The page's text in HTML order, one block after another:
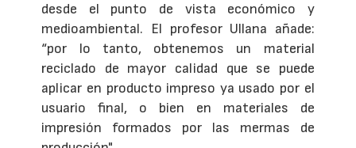
desde el punto de vista económico y
medioambiental. El profesor Ullana añade:
“por lo tanto, obtenemos un material
reciclado de mayor calidad que se puede
aplicar en producto impreso ya usado por el
usuario final, o bien en materiales de
impresión formados por las mermas de